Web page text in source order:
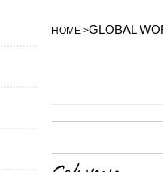
HOME >GLOBAL